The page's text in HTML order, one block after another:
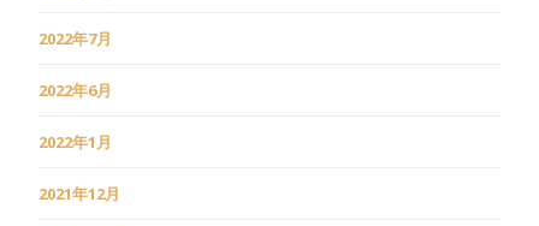
2022年7月
2022年6月
2022年1月
2021年12月